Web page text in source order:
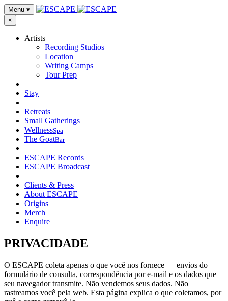
Menu ▾
×
Artists
Recording Studios
Location
Writing Camps
Tour Prep
Stay
Retreats
Small Gatherings
WellnessSpa
The GoatBar
ESCAPE Records
ESCAPE Broadcast
Clients & Press
About ESCAPE
Origins
Merch
Enquire
PRIVACIDADE
O ESCAPE coleta apenas o que você nos fornece — envios do
formulário de consulta, correspondência por e-mail e os dados que
seu navegador transmite. Não vendemos seus dados. Não
rastreamos você pela web. Esta página explica o que coletamos, por